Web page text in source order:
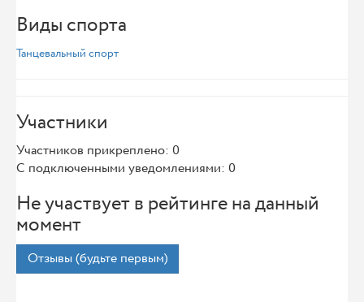
Виды спорта
Танцевальный спорт
Участники
Участников прикреплено: 0
С подключенными уведомлениями: 0
Не участвует в рейтинге на данный
момент
Отзывы (будьте первым)